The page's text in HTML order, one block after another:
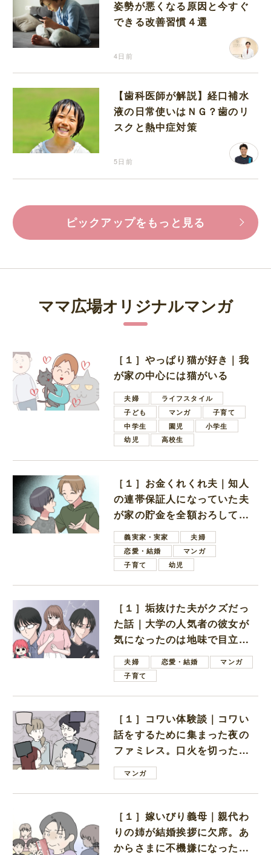
姿勢が悪くなる原因と今すぐ
できる改善習慣４選
4日前
【歯科医師が解説】経口補水
液の日常使いはＮＧ？歯のリ
スクと熱中症対策
5日前
ピックアップをもっと見る
ママ広場オリジナルマンガ
［１］やっぱり猫が好き｜我
が家の中心には猫がいる
夫婦
ライフスタイル
子ども
マンガ
子育て
中学生
園児
小学生
幼児
高校生
［１］お金くれくれ夫｜知人
の連帯保証人になっていた夫
が家の貯金を全額おろしてほ
しいと言ってきた
義実家・実家
夫婦
恋愛・結婚
マンガ
子育て
幼児
［１］垢抜けた夫がクズだっ
た話｜大学の人気者の彼女が
気になったのは地味で目立た
ない男子学生
夫婦 恋愛・結婚
マンガ
子育て
［１］コワい体験談｜コワい
話をするために集まった夜の
ファミレス。口火を切ったの
は電車好きの男の子ママ
マンガ
［１］嫁いびり義母｜親代わ
りの姉が結婚挨拶に欠席。あ
からさまに不機嫌になった義